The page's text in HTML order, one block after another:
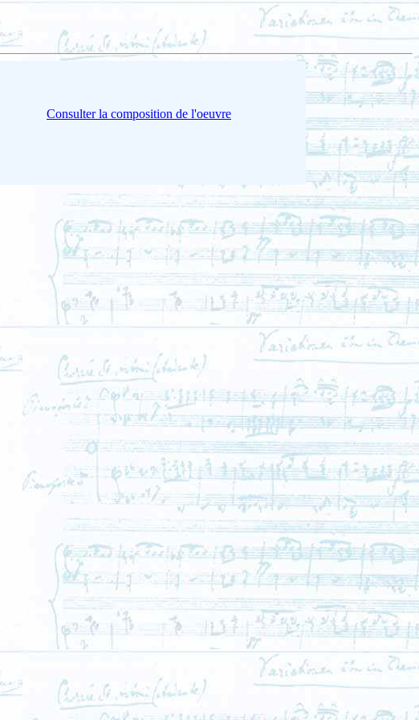
Consulter la composition de l'oeuvre